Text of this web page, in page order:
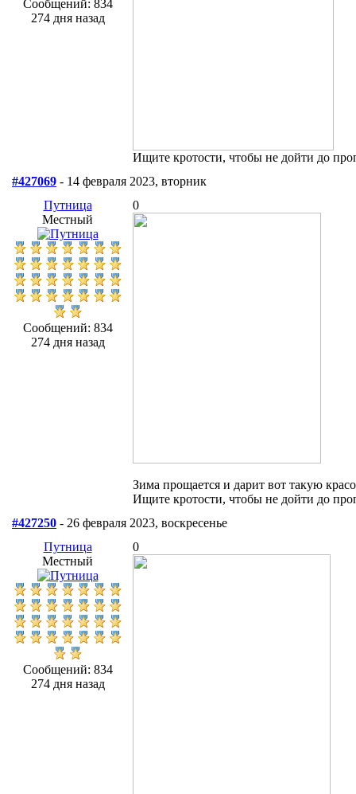
Сообщений: 834
274 дня назад
Ищите кротости, чтобы не дойти до
#427069 - 14 февраля 2023, вторник
Путница
Местный
Сообщений: 834
274 дня назад
0
Зима прощается и дарит вот такую
Ищите кротости, чтобы не дойти до
#427250 - 26 февраля 2023, воскресенье
Путница
Местный
Сообщений: 834
274 дня назад
0